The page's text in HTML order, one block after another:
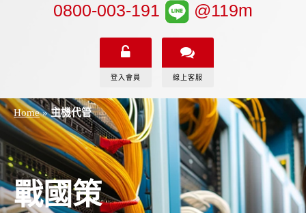
0800-003-191 @119m
登入會員 線上客服
Home»主機代管
戰國策